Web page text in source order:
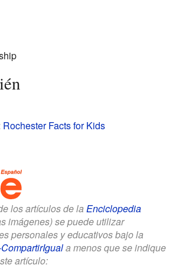
Rochester Facts for Kids
los artículos de la Enciclopedia
imágenes) se puede utilizar
personales y educativos bajo la
a menos que se indique
artículo: